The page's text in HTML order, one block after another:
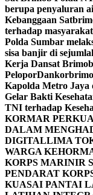
berupa penyaluran
Kebanggaan
terhadap
Polda Sumbar
sisa banjir di
Kerja Dansat
Pelopor
Kapolda Metro Jaya
Gelar Bakti
TNI terhadap
KORMAR
DALAM
DIGITALLIMA
WARGA
KORPS MARINIR
PENDARAT
KUASAI PANTAI